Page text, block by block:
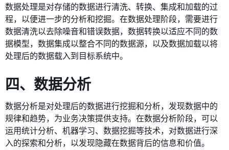
数据处理是对存储的数据进行清洗、转换、集成和加载的过
程，以便进一步的分析和挖掘。在数据处理阶段，需要进行
数据清洗以去除噪音和错误数据，数据转换以适应不同的数
据模型，数据集成以整合不同的数据源，以及数据加载以将
处理后的数据载入到目标系统中。
四、数据分析
数据分析是对处理后的数据进行挖掘和分析，发现数据中的
规律和趋势，为业务决策提供支持。在数据分析阶段，可以
运用统计分析、机器学习、数据挖掘等技术，对数据进行深
入的探索和分析，以发现隐藏在数据背后的信息和价值。